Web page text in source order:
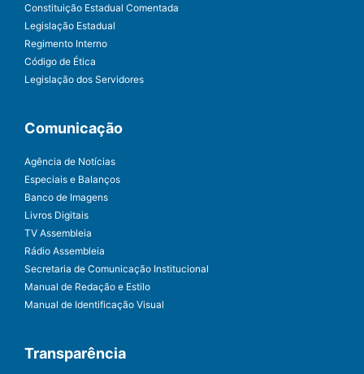
Constituição Estadual Comentada
Legislação Estadual
Regimento Interno
Código de Ética
Legislação dos Servidores
Comunicação
Agência de Notícias
Especiais e Balanços
Banco de Imagens
Livros Digitais
TV Assembleia
Rádio Assembleia
Secretaria de Comunicação Institucional
Manual de Redação e Estilo
Manual de Identificação Visual
Transparência